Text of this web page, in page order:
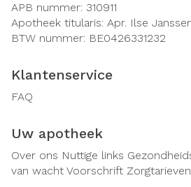
APB nummer: 310911
Apotheek titularis: Apr. Ilse
BTW nummer: BE0426331232
Klantenservice
FAQ
Uw apotheek
Over ons Nuttige links
van wacht Voorschrift Zorgtarieven